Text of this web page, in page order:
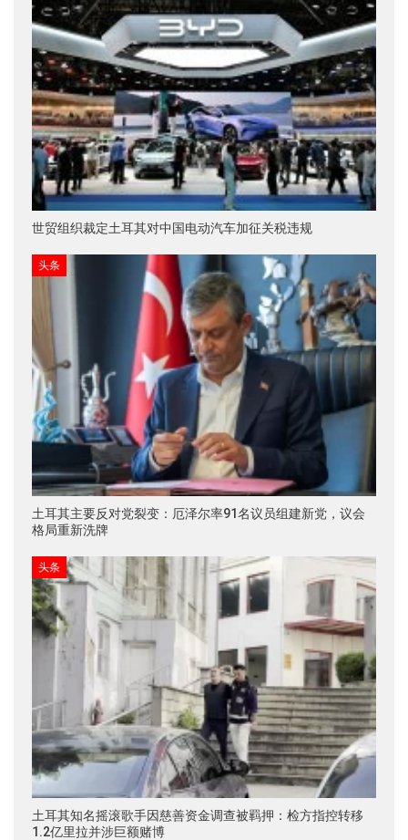
世贸组织裁定土耳其对中国电动汽车加征关税违规
头条
土耳其主要反对党裂变：厄泽尔率91名议员组建新党，议会
格局重新洗牌
头条
土耳其知名摇滚歌手因慈善资金调查被羁押：检方指控转移
1.2亿里拉并涉巨额赌博